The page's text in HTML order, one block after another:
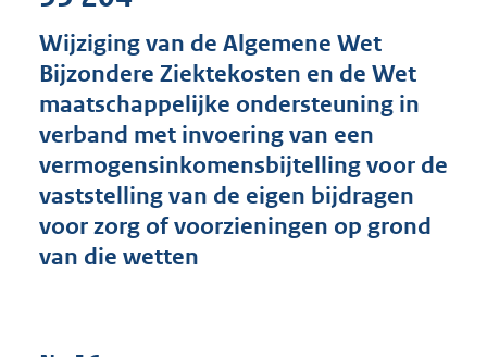
s
g
r
o
t
t
:
Wijziging van de Algemene Wet
Bijzondere Ziektekosten en de Wet
maatschappelijke ondersteuning in
verband met invoering van een
vermogensinkomensbijtelling voor de
vaststelling van de eigen bijdragen
voor zorg of voorzieningen op grond
van die wetten